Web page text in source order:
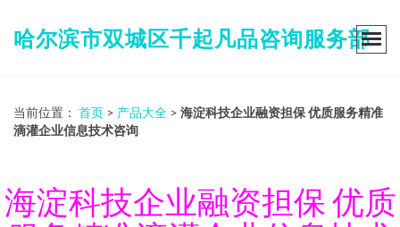
哈尔滨市双城区千起凡品咨询服务部
当前位置： 首页 > 产品大全 > 海淀科技企业融资担保 优质服务精准
滴灌企业信息技术咨询
海淀科技企业融资担保 优质